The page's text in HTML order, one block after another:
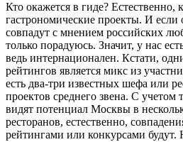
Кто окажется в гиде? Естественно,
гастрономические проекты. И если
совпадут с мнением российских
только порадуюсь. Значит, у нас
ведь интернационален. Кстати,
рейтингов является микс из
есть два-три известных шефа или
проектов среднего звена. С учетом
видят потенциал Москвы в
ресторанов, естественно,
рейтингами или конкурсами